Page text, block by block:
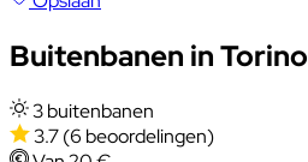
Buitenbanen in Torino
3 buitenbanen
3.7(6 beoordelingen)